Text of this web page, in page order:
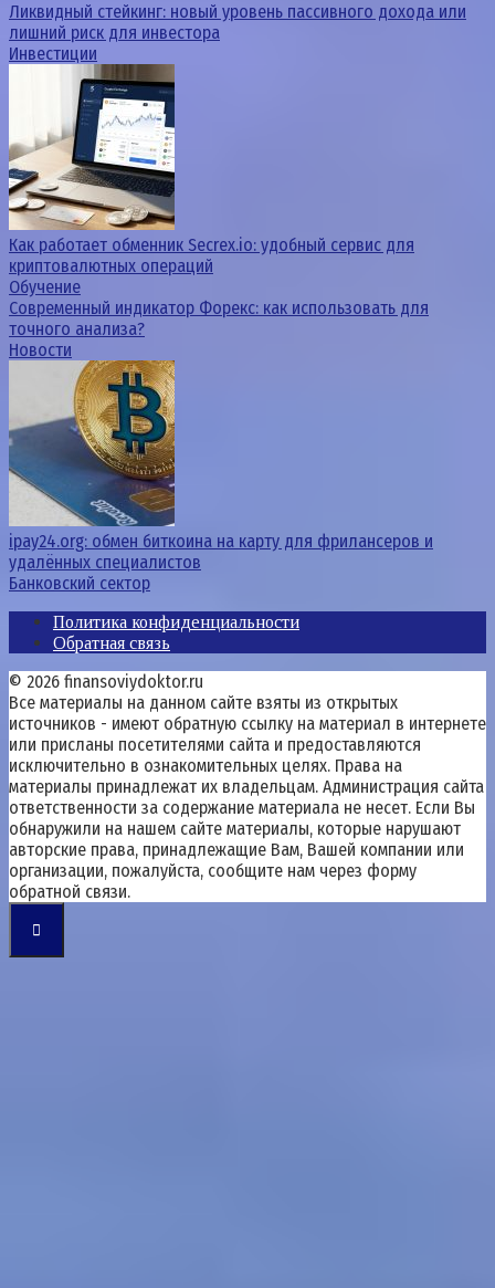
Ликвидный стейкинг: новый уровень пассивного дохода или
лишний риск для инвестора
Инвестиции
Как работает обменник Secrex.io: удобный сервис для
криптовалютных операций
Обучение
Современный индикатор Форекс: как использовать для
точного анализа?
Новости
ipay24.org: обмен биткоина на карту для фрилансеров и
удалённых специалистов
Банковский сектор
Политика конфиденциальности
Обратная связь
© 2026 finansoviydoktor.ru
Все материалы на данном сайте взяты из открытых
источников - имеют обратную ссылку на материал в интернете
или присланы посетителями сайта и предоставляются
исключительно в ознакомительных целях. Права на
материалы принадлежат их владельцам. Администрация сайта
ответственности за содержание материала не несет. Если Вы
обнаружили на нашем сайте материалы, которые нарушают
авторские права, принадлежащие Вам, Вашей компании или
организации, пожалуйста, сообщите нам через форму
обратной связи.